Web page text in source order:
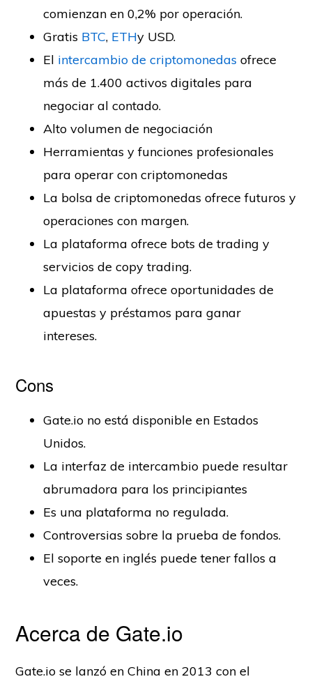
comienzan en 0,2% por operación.
Gratis BTC, ETHy USD.
El intercambio de criptomonedas ofrece
más de 1.400 activos digitales para
negociar al contado.
Alto volumen de negociación
Herramientas y funciones profesionales
para operar con criptomonedas
La bolsa de criptomonedas ofrece futuros y
operaciones con margen.
La plataforma ofrece bots de trading y
servicios de copy trading.
La plataforma ofrece oportunidades de
apuestas y préstamos para ganar
intereses.
Cons
Gate.io no está disponible en Estados
Unidos.
La interfaz de intercambio puede resultar
abrumadora para los principiantes
Es una plataforma no regulada.
Controversias sobre la prueba de fondos.
El soporte en inglés puede tener fallos a
veces.
Acerca de Gate.io
Gate.io se lanzó en China en 2013 con el